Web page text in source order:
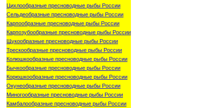
Цихлообразные пресноводные рыбы России
Сельдеобразные пресноводные рыбы России
Карпообразные пресноводные рыбы России
Карпозубообразные пресноводные рыбы России
Щукообразные пресноводные рыбы России
Трескообразные пресноводные рыбы России
Колюшкообразные пресноводные рыбы России
Бычкообразные пресноводные рыбы России
Корюшкообразные пресноводные рыбы России
Окунеобразные пресноводные рыбы России
Миногообразные пресноводные рыбы России
Камбалообразные пресноводные рыбы России